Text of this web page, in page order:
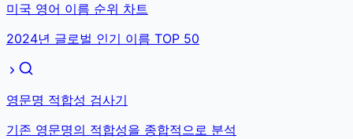
미국 영어 이름 순위 차트
2024년 글로벌 인기 이름 TOP 50
영문명 적합성 검사기
기존 영문명의 적합성을 종합적으로 분석